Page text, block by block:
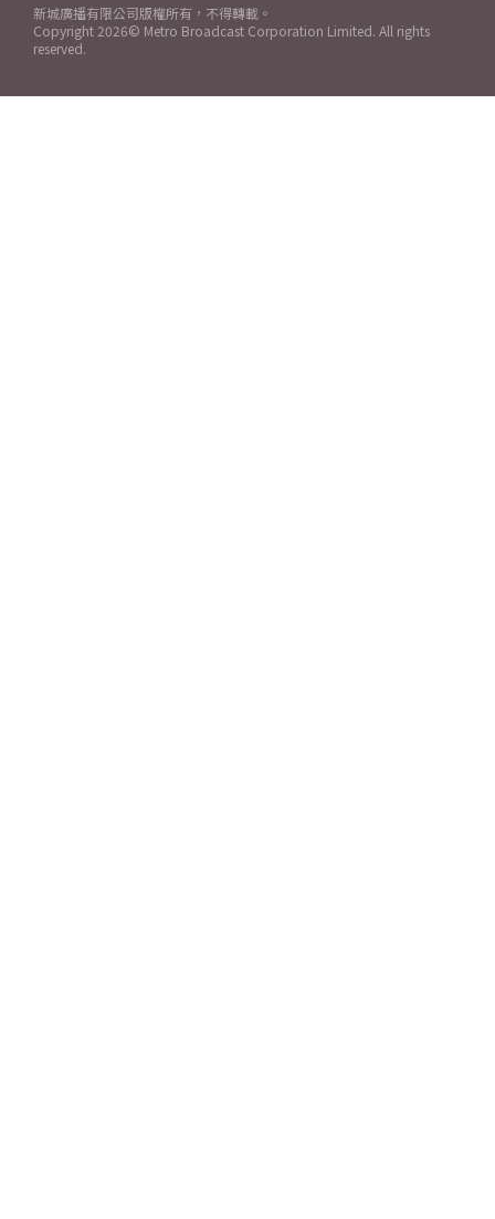
新城廣播有限公司版權所有，不得轉載。
Copyright 2026© Metro Broadcast Corporation Limited. All rights
reserved.